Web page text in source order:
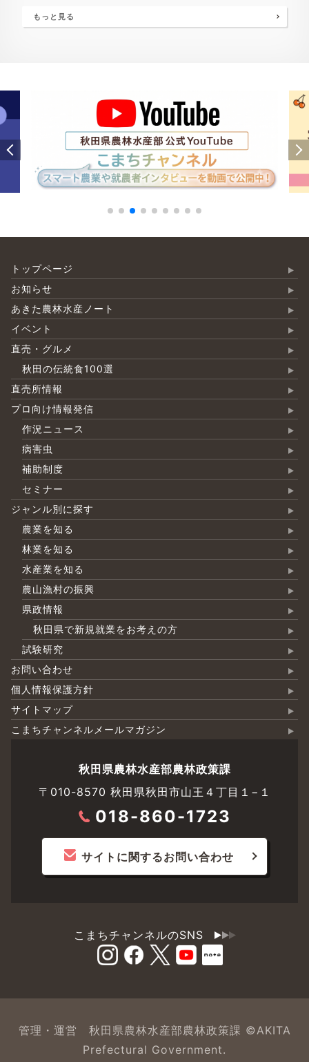
もっと見る
トップページ
お知らせ
あきた農林水産ノート
イベント
直売・グルメ
秋田の伝統食100選
直売所情報
プロ向け情報発信
作況ニュース
病害虫
補助制度
セミナー
ジャンル別に探す
農業を知る
林業を知る
水産業を知る
農山漁村の振興
県政情報
秋田県で新規就業をお考えの方
試験研究
お問い合わせ
個人情報保護方針
サイトマップ
こまちチャンネルメールマガジン
秋田県農林水産部農林政策課
〒010-8570 秋田県秋田市山王４丁目１−１
018-860-1723
サイトに関するお問い合わせ
こまちチャンネルのSNS
管理・運営 秋田県農林水産部農林政策課 ©AKITA
Prefectural Government.